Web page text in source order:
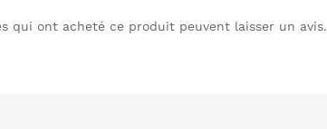
qui ont acheté ce produit peuvent laisser un avis.